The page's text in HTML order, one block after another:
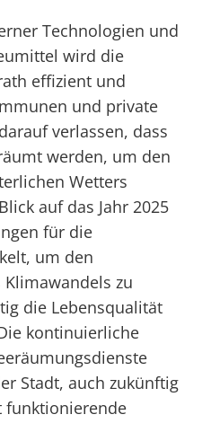
Technologien und
wird die
effizient und
und private
verlassen, dass
werden, um den
Wetters
auf das Jahr 2025
für die
um den
zu
die Lebensqualität
kontinuierliche
Stadt, auch zukünftig
funktionierende